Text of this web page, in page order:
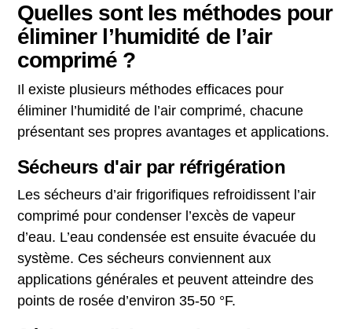
Quelles sont les méthodes pour
éliminer l’humidité de l’air
comprimé ?
Il existe plusieurs méthodes efficaces pour
éliminer l’humidité de l’air comprimé, chacune
présentant ses propres avantages et applications.
Sécheurs d'air par réfrigération
Les sécheurs d’air frigorifiques refroidissent l’air
comprimé pour condenser l’excès de vapeur
d’eau. L’eau condensée est ensuite évacuée du
système. Ces sécheurs conviennent aux
applications générales et peuvent atteindre des
points de rosée d’environ 35-50 °F.